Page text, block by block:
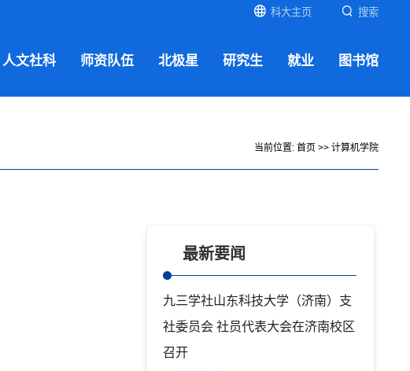
科大主页 搜索
人文社科 师资队伍 北极星 研究生 就业 图书馆
当前位置: 首页 >> 计算机学院
最新要闻
九三学社山东科技大学（济南）支
社委员会 社员代表大会在济南校区
召开